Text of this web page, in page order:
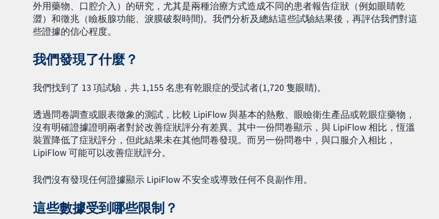
外用藥物、口腔介入）的研究，尤其是兩種治療方式造成不同的患者報告症狀（例如眼睛乾
澀）和徵兆（瞼板腺功能、淚膜破裂時間)。我們分析及總結這些試驗結果後，再評估我們對這
些證據的信心程度。
我們發現了什麼？
我們找到了 13 項試驗，共 1,155 名患有乾眼症的受試者(1,720 隻眼睛)。
透過問卷調查或眼表徵象的測試，比較 LipiFlow 與基本的熱敷、眼瞼衛生產品或乾眼症藥物，
沒有明確證據證明兩者對於改善症狀評分有差異。其中一份問卷顯示，與 LipiFlow 相比，恆溫
裝置降低了症狀評分，但此結果未在其他問卷發現。而另一份問卷中，與口服介入相比，
LipiFlow 可能可以改善症狀評分。
我們沒有發現任何證據顯示 LipiFlow 不安全或導致任何不良副作用。
這些數據受到哪些限制？